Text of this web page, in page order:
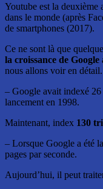
Youtube est la deuxième
dans le monde (après
de smartphones (2017).
Ce ne sont là que
la croissance de
nous allons voir en détail.
– Google avait indexé
lancement en 1998.
Maintenant, index 130
– Lorsque Google a été
pages par seconde.
Aujourd’hui, il peut